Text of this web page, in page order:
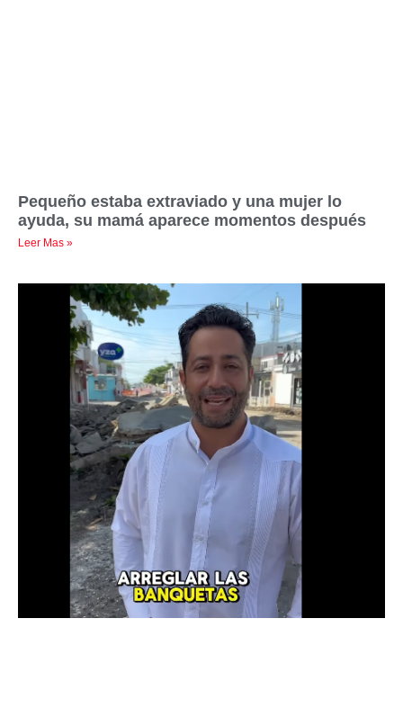
Pequeño estaba extraviado y una mujer lo
ayuda, su mamá aparece momentos después
Leer Mas »